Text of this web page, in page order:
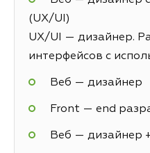
(UX/UI)
UX/UI — дизайнер.
интерфейсов с
Веб — дизайнер
Front — end
Веб — дизайнер